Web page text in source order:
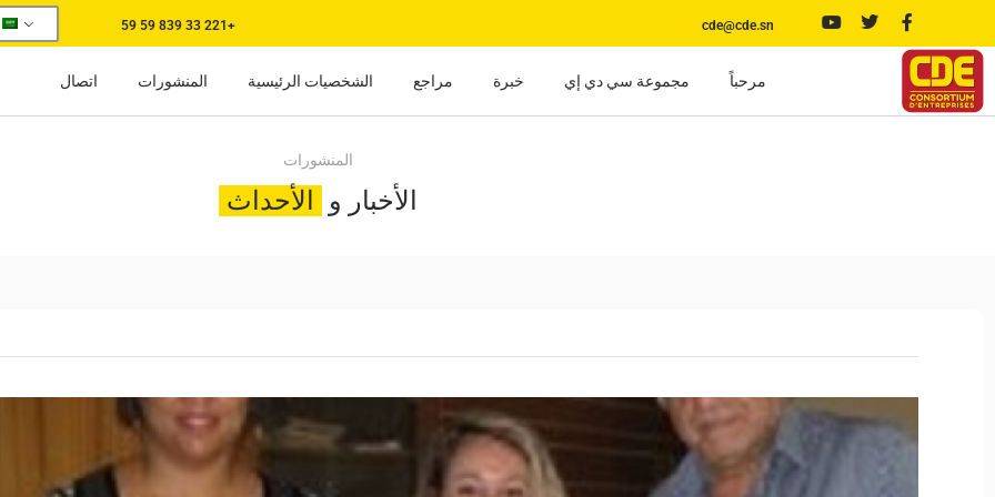
cde@cde.sn
+221 33 839 59 59
مرحباً مجموعة سي دي إي خبرة مراجع الشخصيات الرئيسية المنشورات اتصال
المنشورات
الأخبار و الأحداث